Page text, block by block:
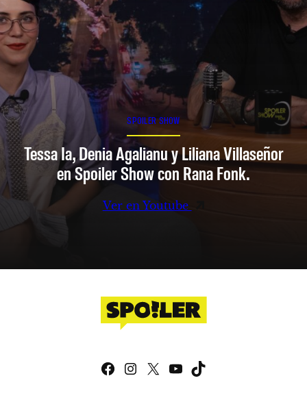
SPOILER SHOW
Tessa Ia, Denia Agalianu y Liliana Villaseñor
en Spoiler Show con Rana Fonk.
Ver en Youtube
Facebook
Instagram
X YouTube